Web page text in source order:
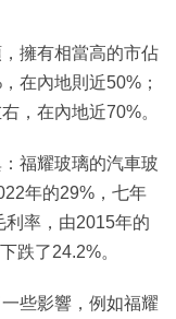
擁有相當高的市佔
在內地則近50%；
，在內地近70%。
福耀玻璃的汽車玻
年的29%，七年
利率，由2015年的
跌了24.2%。
些影響，例如福耀